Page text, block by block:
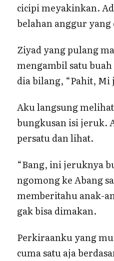
cicipi meyakinkan.
belahan anggur
Ziyad yang pulang
mengambil satu
dia bilang, “Pahit, Mi
Aku langsung
bungkusan isi jeruk.
persatu dan lihat.
“Bang, ini jeruknya
ngomong ke Abang
memberitahu anak-
gak bisa dimakan.
Perkiraanku yang
cuma satu aja